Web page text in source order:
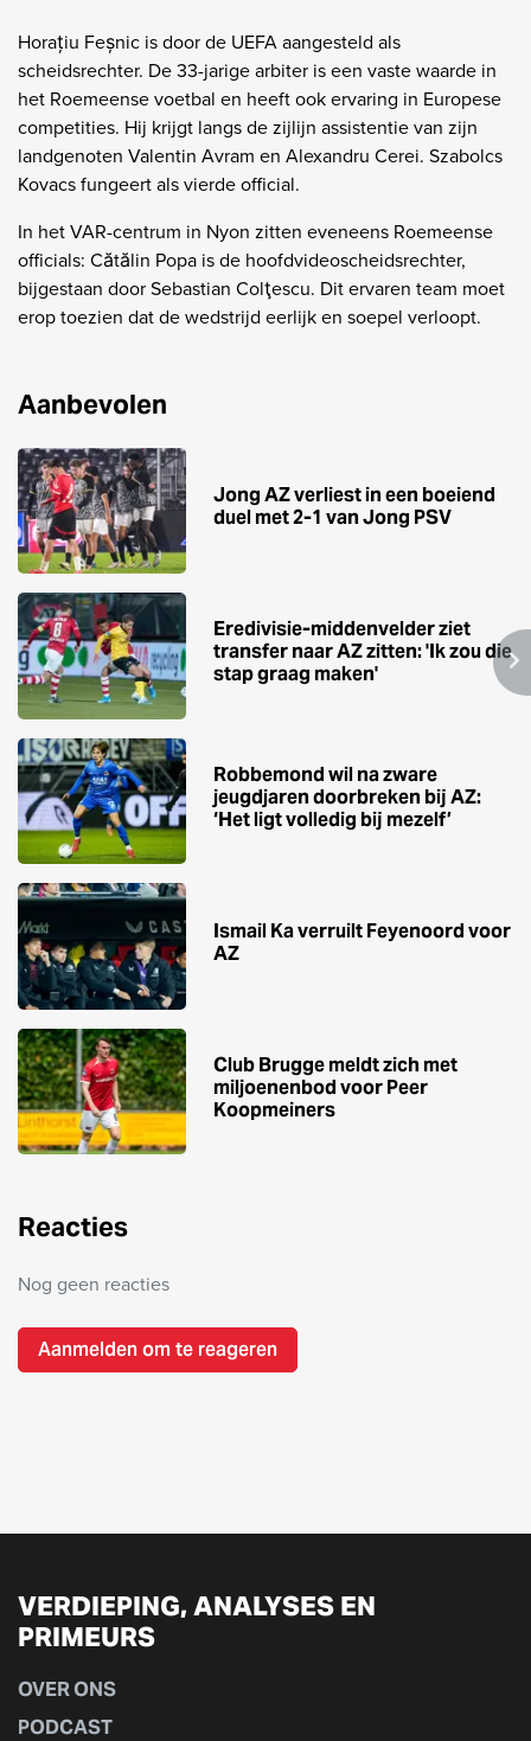
Horațiu Feșnic is door de UEFA aangesteld als
scheidsrechter. De 33-jarige arbiter is een vaste waarde in
het Roemeense voetbal en heeft ook ervaring in Europese
competities. Hij krijgt langs de zijlijn assistentie van zijn
landgenoten Valentin Avram en Alexandru Cerei. Szabolcs
Kovacs fungeert als vierde official.
In het VAR-centrum in Nyon zitten eveneens Roemeense
officials: Cătălin Popa is de hoofdvideoscheidsrechter,
bijgestaan door Sebastian Colţescu. Dit ervaren team moet
erop toezien dat de wedstrijd eerlijk en soepel verloopt.
Aanbevolen
Jong AZ verliest in een boeiend
duel met 2-1 van Jong PSV
Eredivisie-middenvelder ziet
transfer naar AZ zitten: 'Ik zou die
stap graag maken'
Robbemond wil na zware
jeugdjaren doorbreken bij AZ:
‘Het ligt volledig bij mezelf’
Ismail Ka verruilt Feyenoord voor
AZ
Club Brugge meldt zich met
miljoenenbod voor Peer
Koopmeiners
Reacties
Nog geen reacties
Aanmelden om te reageren
VERDIEPING, ANALYSES EN
PRIMEURS
OVER ONS
PODCAST